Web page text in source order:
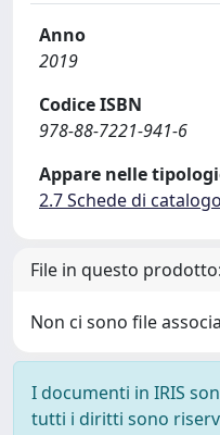
Anno
2019
Codice ISBN
978-88-7221-941-6
Appare nelle
2.7 Schede di catalogo
File in questo prodotto:
Non ci sono file
I documenti in IRIS
tutti i diritti sono